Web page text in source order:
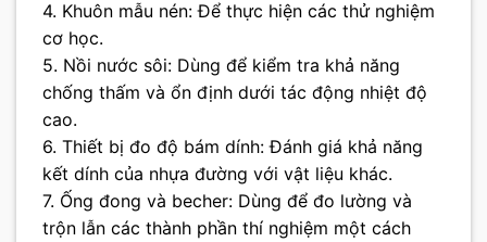
4. Khuôn mẫu nén: Để thực hiện các thử nghiệm
cơ học.
5. Nồi nước sôi: Dùng để kiểm tra khả năng
chống thấm và ổn định dưới tác động nhiệt độ
cao.
6. Thiết bị đo độ bám dính: Đánh giá khả năng
kết dính của nhựa đường với vật liệu khác.
7. Ống đong và becher: Dùng để đo lường và
trộn lẫn các thành phần thí nghiệm một cách